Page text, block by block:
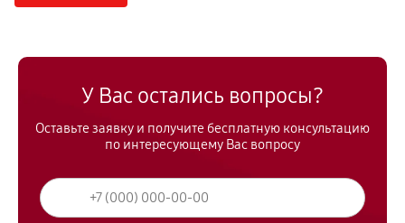
У Вас остались вопросы?
Оставьте заявку и получите бесплатную консультацию
по интересующему Вас вопросу